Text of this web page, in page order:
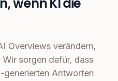
wenn KI die
Overviews verändern,
sorgen dafür, dass
generierten Antworten